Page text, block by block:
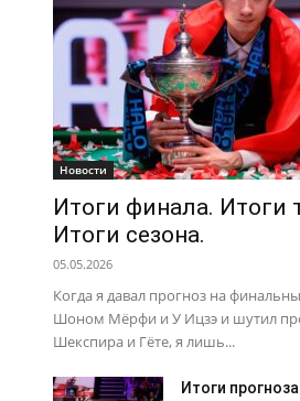
Новости
Итоги финала. Итоги
Итоги сезона.
05.05.2026
Когда я давал прогноз на
Шоном Мёрфи и У Ицзэ и шутил
Шекспира и Гёте, я лишь...
Итоги